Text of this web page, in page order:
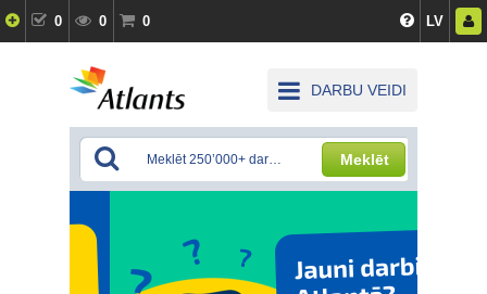
0 0 0 LV
DARBU VEIDI
Meklēt